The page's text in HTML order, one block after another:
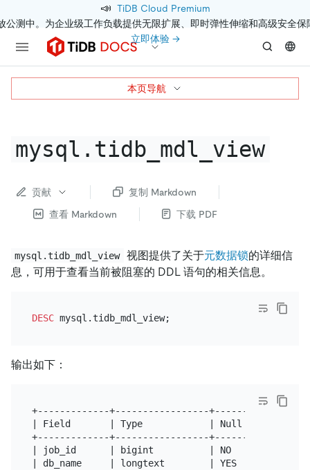
📣 TiDB Cloud Premium
公测中。为企业级工作负载提供无限扩展、即时弹性伸缩和高级安全保
立即体验 →
mysql.tidb_mdl_view
贡献
复制 Markdown
查看 Markdown
下载 PDF
mysql.tidb_mdl_view 视图提供了关于元数据锁的详细信
息，可用于查看当前被阻塞的 DDL 语句的相关信息。
DESC
输出如下：
+-------------+-----------------+------+------
| Field       | Type            | Null | Key  |
+-------------+-----------------+------+------
| job_id      | bigint          | NO   | PRI  |
| db_name     | longtext        | YES  |      |
本页导航